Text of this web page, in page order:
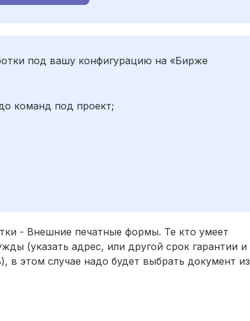
под вашу конфигурацию на «Бирже
команд под проект;
- Внешние печатные формы. Те кто умеет
(указать адрес, или другой срок гарантии и
в этом случае надо будет выбрать документ из